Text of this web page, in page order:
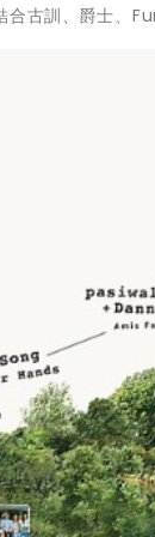
古訓、爵士、